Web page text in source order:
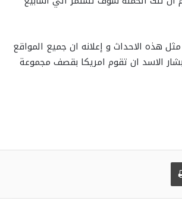
هذه الاحداث و إعلانه ان جميع المواقع
بشار الاسد ان تقوم امريكا بقصف مجموعة